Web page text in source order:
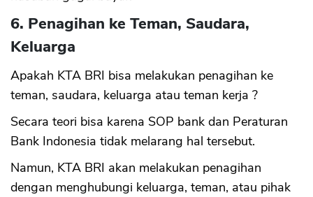
6. Penagihan ke Teman, Saudara,
Keluarga
Apakah KTA BRI bisa melakukan penagihan ke
teman, saudara, keluarga atau teman kerja ?
Secara teori bisa karena SOP bank dan Peraturan
Bank Indonesia tidak melarang hal tersebut.
Namun, KTA BRI akan melakukan penagihan
dengan menghubungi keluarga, teman, atau pihak